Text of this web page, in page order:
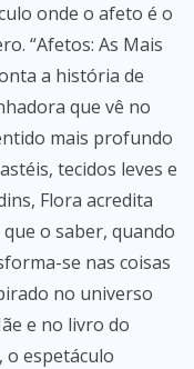
onde o afeto é o
“Afetos: As Mais
a história de
que vê no
mais profundo
tecidos leves e
Flora acredita
o saber, quando
se nas coisas
no universo
e no livro do
o espetáculo